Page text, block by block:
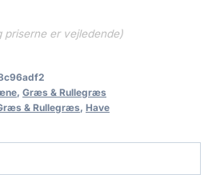
priserne er vejledende)
, Græs & Rullegræs
& Rullegræs, Have